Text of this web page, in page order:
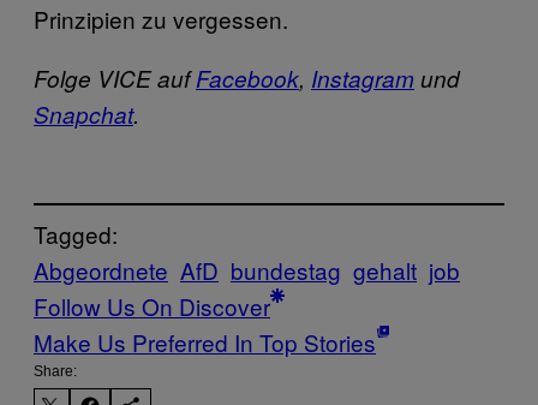
Prinzipien zu vergessen.
Folge VICE aufFacebook, Instagramund
Snapchat.
Tagged:
Abgeordnete AfD bundestag gehalt job
Follow Us On Discover
Make Us Preferred In Top Stories
Share: